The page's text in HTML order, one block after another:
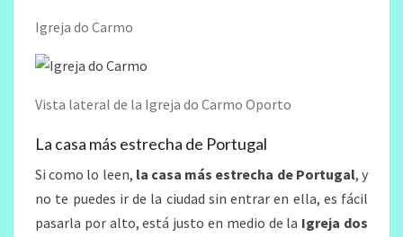
Igreja do Carmo
Vista lateral de la Igreja do Carmo Oporto
La casa más estrecha de Portugal
Si como lo leen, la casa más estrecha de Portugal, y
no te puedes ir de la ciudad sin entrar en ella, es fácil
pasarla por alto, está justo en medio de la Igreja dos